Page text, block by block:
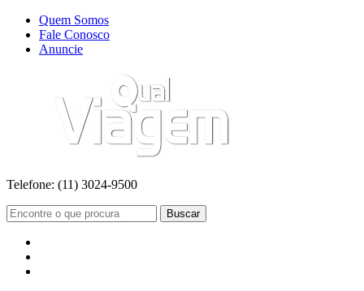
Quem Somos
Fale Conosco
Anuncie
Telefone: (11) 3024-9500
Buscar